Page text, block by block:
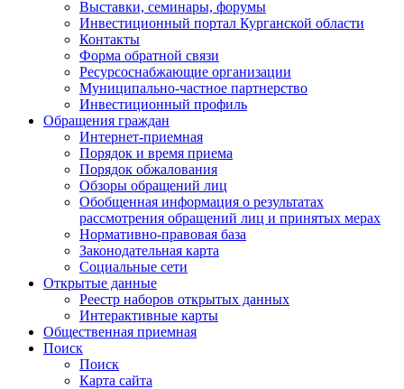
Выставки, семинары, форумы
Инвестиционный портал Курганской области
Контакты
Форма обратной связи
Ресурсоснабжающие организации
Муниципально-частное партнерство
Инвестиционный профиль
Обращения граждан
Интернет-приемная
Порядок и время приема
Порядок обжалования
Обзоры обращений лиц
Обобщенная информация о результатах
рассмотрения обращений лиц и принятых мерах
Нормативно-правовая база
Законодательная карта
Социальные сети
Открытые данные
Реестр наборов открытых данных
Интерактивные карты
Общественная приемная
Поиск
Поиск
Карта сайта